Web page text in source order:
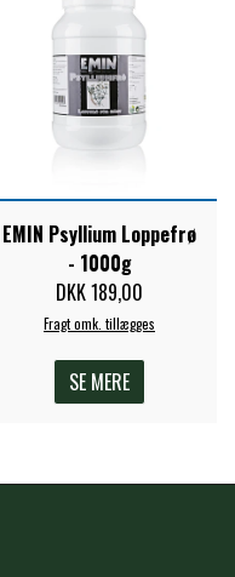
& STALD
RYTTER
EMIN Psyllium Loppefrø
- 1000g
DKK 189,00
Fragt omk. tillægges
SE MERE